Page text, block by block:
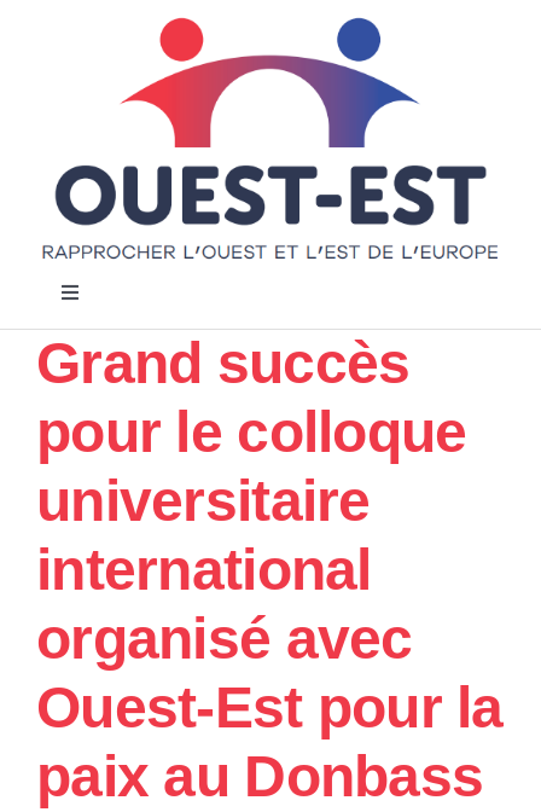
Navigation
à
bascule
Accueil
Notre projet
Actualités
Par Région
Nous soutenir
Grand succès
pour le colloque
universitaire
international
organisé avec
Ouest-Est pour la
paix au Donbass